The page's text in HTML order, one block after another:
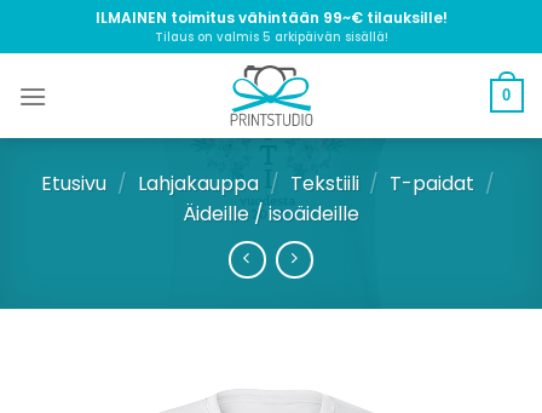
ILMAINEN toimitus vähintään 99~€ tilauksille!
Tilaus on valmis 5 arkipäivän sisällä!
0
Etusivu / Lahjakauppa / Tekstiili / T-paidat /
Äideille / isoäideille